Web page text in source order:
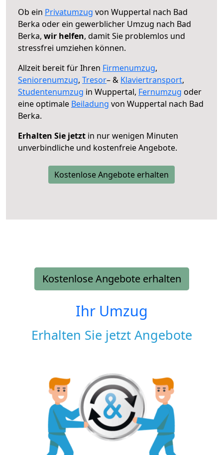
Ob ein Privatumzug von Wuppertal nach Bad
Berka oder ein gewerblicher Umzug nach Bad
Berka, wir helfen, damit Sie problemlos und
stressfrei umziehen können.
Allzeit bereit für Ihren Firmenumzug,
Seniorenumzug, Tresor– & Klaviertransport,
Studentenumzug in Wuppertal, Fernumzug oder
eine optimale Beiladung von Wuppertal nach Bad
Berka.
Erhalten Sie jetzt in nur wenigen Minuten
unverbindliche und kostenfreie Angebote.
Kostenlose Angebote erhalten
Kostenlose Angebote erhalten
Ihr Umzug
Erhalten Sie jetzt Angebote